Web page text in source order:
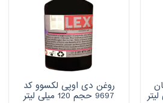
روغن دی اوپی لکسوو کد
9697 حجم 120 میلی لیتر